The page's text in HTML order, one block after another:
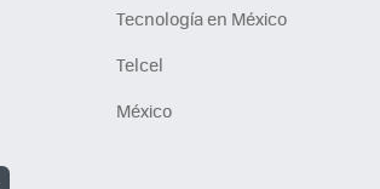
Tecnología en México
Telcel
México